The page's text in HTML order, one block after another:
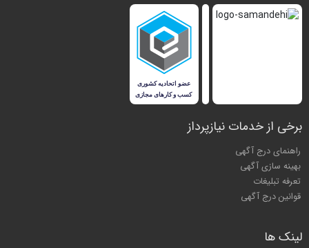
برخی از خدمات نیازپرداز
راهنمای درج آگهی
بهینه سازی آگهی
تعرفه تبلیغات
قوانین درج آگهی
لینک ها